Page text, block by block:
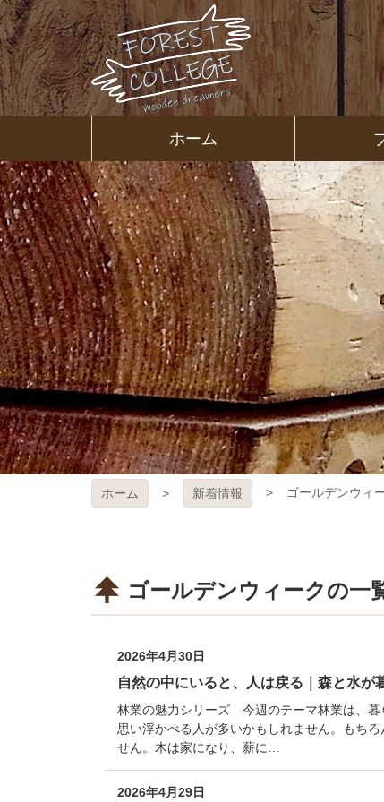
コ
ン
テ
ン
ツ
本
文
ス
キ
ッ
プ
㈱ＦＯＲ
ＥＳＴ Ｃ
ＯＬＬＥ
ＧＥ
ホーム
ホーム 新着情報 ゴールデンウィ
ゴールデンウィークの一
2026年4月30日
自然の中にいると、人は戻る｜森と水が
林業の魅力シリーズ 今週のテーマ林業は、暮
思い浮かべる人が多いかもしれません。もち
せん。木は家になり、薪に…
2026年4月29日